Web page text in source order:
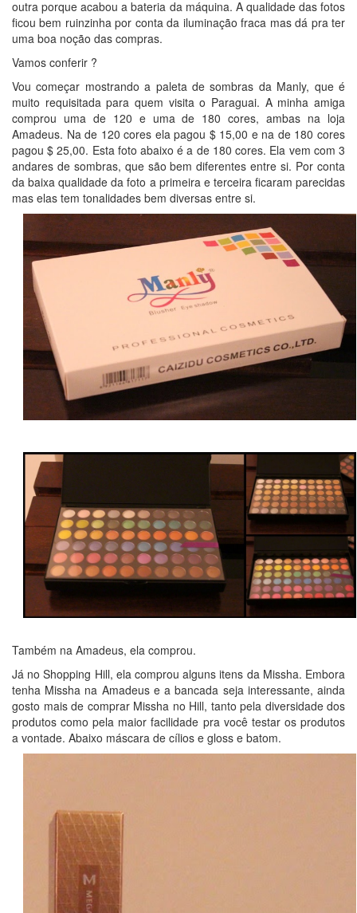
outra porque acabou a bateria da máquina. A qualidade das fotos
ficou bem ruinzinha por conta da iluminação fraca mas dá pra ter
uma boa noção das compras.
Vamos conferir ?
Vou começar mostrando a paleta de sombras da Manly, que é
muito requisitada para quem visita o Paraguai. A minha amiga
comprou uma de 120 e uma de 180 cores, ambas na loja
Amadeus. Na de 120 cores ela pagou $ 15,00 e na de 180 cores
pagou $ 25,00. Esta foto abaixo é a de 180 cores. Ela vem com 3
andares de sombras, que são bem diferentes entre si. Por conta
da baixa qualidade da foto a primeira e terceira ficaram parecidas
mas elas tem tonalidades bem diversas entre si.
Também na Amadeus, ela comprou.
Já no Shopping Hill, ela comprou alguns itens da Missha. Embora
tenha Missha na Amadeus e a bancada seja interessante, ainda
gosto mais de comprar Missha no Hill, tanto pela diversidade dos
produtos como pela maior facilidade pra você testar os produtos
a vontade. Abaixo máscara de cílios e gloss e batom.